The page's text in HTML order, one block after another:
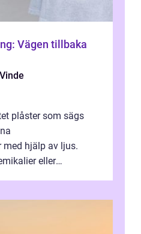
Vägen tillbaka
plåster som sägs
med hjälp av ljus.
eller